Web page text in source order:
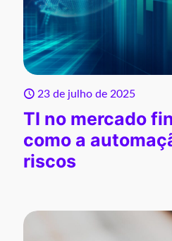
23 de julho de 2025
TI no mercado
como a
riscos